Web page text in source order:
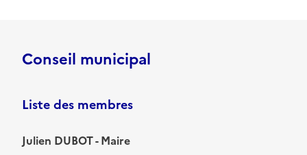
Conseil municipal
Liste des membres
Julien DUBOT - Maire